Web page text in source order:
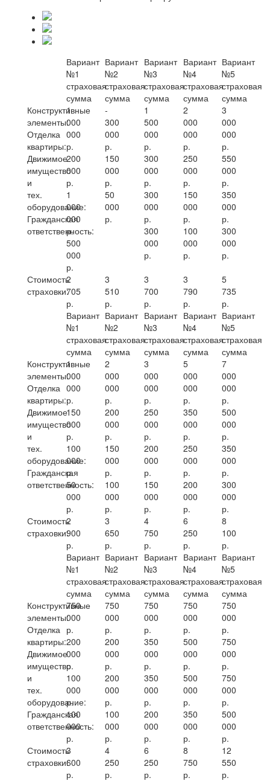
Вариант
№1
страховая
сумма
Вариант
№2
страховая
сумма
Вариант
№3
страховая
сумма
Вариант
№4
страховая
сумма
Вариант
№5
страховая
сумма
Конструктивные
элементы:
Отделка
квартиры:
Движимое
имущество
и
тех.
оборудование:
Гражданская
ответственность:
1
000
000
р.
200
000
р.
1
000
000
р.
500
000
р.
-
300
000
р.
150
000
р.
50
000
р.
1
500
000
р.
300
000
р.
300
000
р.
300
000
р.
2
000
000
р.
250
000
р.
150
000
р.
100
000
р.
3
000
000
р.
550
000
р.
350
000
р.
300
000
р.
Стоимость
страховки:
2
705
р.
3
510
р.
3
700
р.
3
790
р.
5
735
р.
Вариант
№1
страховая
сумма
Вариант
№2
страховая
сумма
Вариант
№3
страховая
сумма
Вариант
№4
страховая
сумма
Вариант
№5
страховая
сумма
Конструктивные
элементы:
Отделка
квартиры:
Движимое
имущество
и
тех.
оборудование:
Гражданская
ответственность:
1
000
000
р.
150
000
р.
100
000
р.
50
000
р.
2
000
000
р.
200
000
р.
150
000
р.
100
000
р.
3
000
000
р.
250
000
р.
200
000
р.
150
000
р.
5
000
000
р.
350
000
р.
250
000
р.
200
000
р.
7
000
000
р.
500
000
р.
350
000
р.
300
000
р.
Стоимость
страховки:
2
900
р.
3
650
р.
4
750
р.
6
250
р.
8
100
р.
Вариант
№1
страховая
сумма
Вариант
№2
страховая
сумма
Вариант
№3
страховая
сумма
Вариант
№4
страховая
сумма
Вариант
№5
страховая
сумма
Конструктивные
элементы:
Отделка
квартиры:
Движимое
имущество
и
тех.
оборудование:
Гражданская
ответственность:
750
000
р.
200
000
р.
100
000
р.
100
000
р.
750
000
р.
200
000
р.
200
000
р.
100
000
р.
750
000
р.
350
000
р.
350
000
р.
200
000
р.
750
000
р.
500
000
р.
500
000
р.
350
000
р.
750
000
р.
750
000
р.
750
000
р.
500
000
р.
Стоимость
страховки:
3
600
р.
4
250
р.
6
250
р.
8
750
р.
12
550
р.